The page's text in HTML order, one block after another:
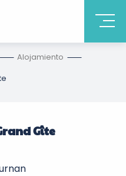
Alojamiento
Gîte